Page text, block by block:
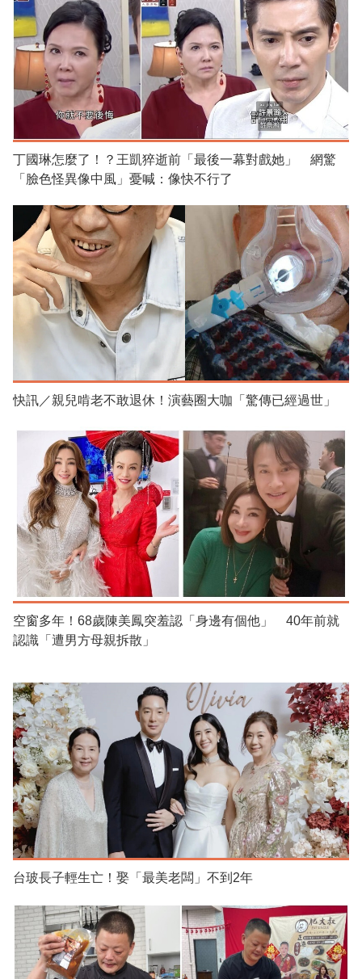
丁國琳怎麼了！？王凱猝逝前「最後一幕對戲她」 網驚
「臉色怪異像中風」憂喊：像快不行了
快訊／親兒啃老不敢退休！演藝圈大咖「驚傳已經過世」
空窗多年！68歲陳美鳳突羞認「身邊有個他」 40年前就
認識「遭男方母親拆散」
台玻長子輕生亡！娶「最美老闆」不到2年